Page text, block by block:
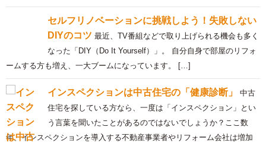
セルフリノベーションに挑戦しよう！失敗しない
DIYのコツ 最近、TV番組などで取り上げられる機会も多く
なった「DIY（Do It Yourself）」。 自分自身で部屋のリフォ
ームする方も増え、一大ブームになっています。 […]
インスペクションは中古住宅の「健康診断」
中古
住宅を探している方なら、一度は「インスペクション」とい
う言葉を聞いたことがあるのではないでしょうか？ここ数
年、インスペクションを導入する不動産事業者やリフォーム会社は増加